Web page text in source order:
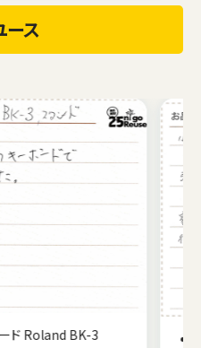
ス
ノ YAMAHA YDP-151C